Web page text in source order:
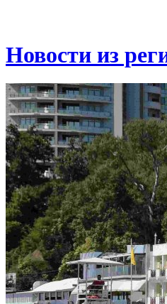
Новости из